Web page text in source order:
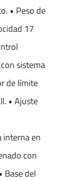
• Peso de
17
sistema
de límite
• Ajuste
interna en
con
Base del